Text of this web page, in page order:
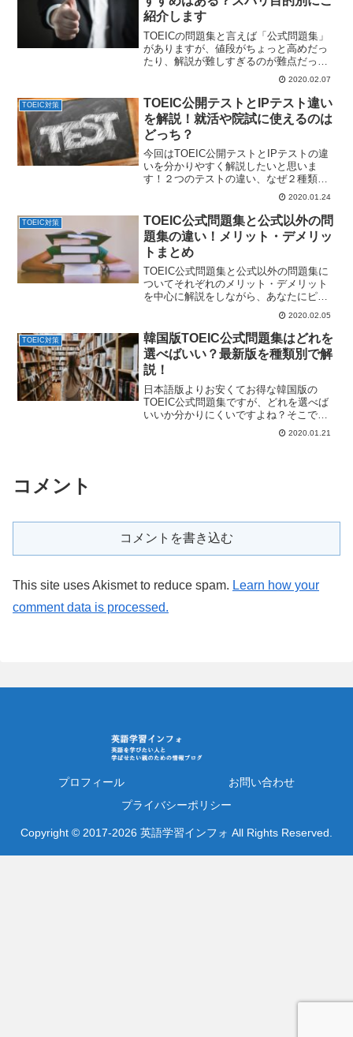
紹介します
TOEICの問題集と言えば「公式問題集」
がありますが、値段がちょっと高めだっ
たり、解説が難しすぎるのが難点だった
りします。そこで今回の記事では、
TOEIC対策にぴったりな公式問題集以外
のおすすめを目的別にご紹介していきま
す。
2020.02.07
TOEIC対策
TOEIC公開テストとIPテスト違い
を解説！就活や院試に使えるのは
どっち？
今回はTOEIC公開テストとIPテストの違
いを分かりやすく解説したいと思いま
す！２つのテストの違い、なぜ２種類に
分かれているのか、就活や院試で使える
のはどっち？などなどよくある疑問を解
決しますよ～。
2020.01.24
TOEIC対策
TOEIC公式問題集と公式以外の問
題集の違い！メリット・デメリッ
トまとめ
TOEIC公式問題集と公式以外の問題集に
ついてそれぞれのメリット・デメリット
を中心に解説をしながら、あなたにピッ
タリ合うのはどちらのタイプなのか探っ
2020.02.05
TOEIC対策
韓国版TOEIC公式問題集はどれを
選べばいい？最新版を種類別で解
説！
日本語版よりお安くてお得な韓国版の
TOEIC公式問題集ですが、どれを選べば
いいか分かりにくいですよね？そこで今
回は、最新版の韓国版TOEIC公式問題集
について種類別でご紹介しちゃいます。
2020.01.21
コメント
コメントを書き込む
This site uses Akismet to reduce spam. Learn how your
comment data is processed.
プロフィール
お問い合わせ
プライバシーポリシー
Copyright © 2017-2026 英語学習インフォ All Rights Reserved.